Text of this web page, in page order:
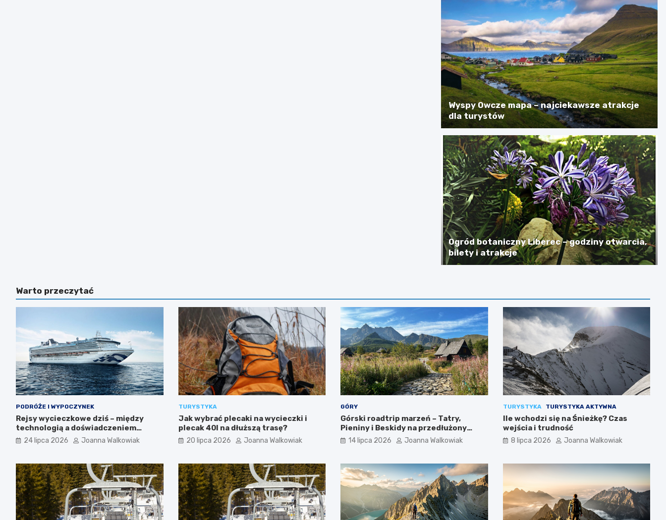
Wyspy Owcze mapa – najciekawsze atrakcje
dla turystów
Ogród botaniczny Liberec – godziny otwarcia,
bilety i atrakcje
Warto przeczytać
PODRÓŻE I WYPOCZYNEK
Rejsy wycieczkowe dziś – między
technologią a doświadczeniem
podróży
24 lipca 2026 Joanna Walkowiak
TURYSTYKA
Jak wybrać plecaki na wycieczki i
plecak 40l na dłuższą trasę?
20 lipca 2026 Joanna Walkowiak
GÓRY
Górski roadtrip marzeń – Tatry,
Pieniny i Beskidy na przedłużony
weekend
14 lipca 2026 Joanna Walkowiak
TURYSTYKA TURYSTYKA AKTYWNA
Ile wchodzi się na Śnieżkę? Czas
wejścia i trudność
8 lipca 2026 Joanna Walkowiak